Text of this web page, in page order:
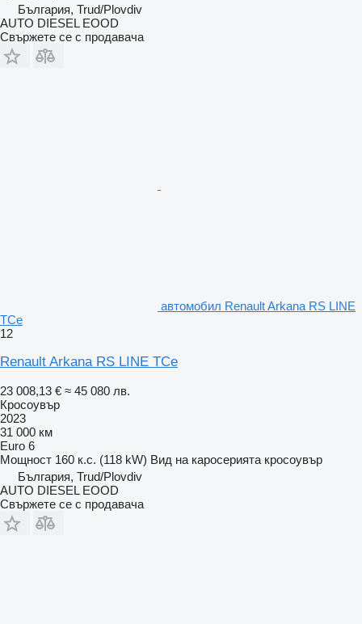
България, Trud/Plovdiv
AUTO DIESEL EOOD
Свържете се с продавача
автомобил Renault Arkana RS LINE
TCe
12
Renault Arkana RS LINE TCe
23 008,13 € ≈ 45 080 лв.
Кросоувър
2023
31 000 км
Euro 6
Мощност 160 к.с. (118 kW) Вид на каросерията кросоувър
България, Trud/Plovdiv
AUTO DIESEL EOOD
Свържете се с продавача